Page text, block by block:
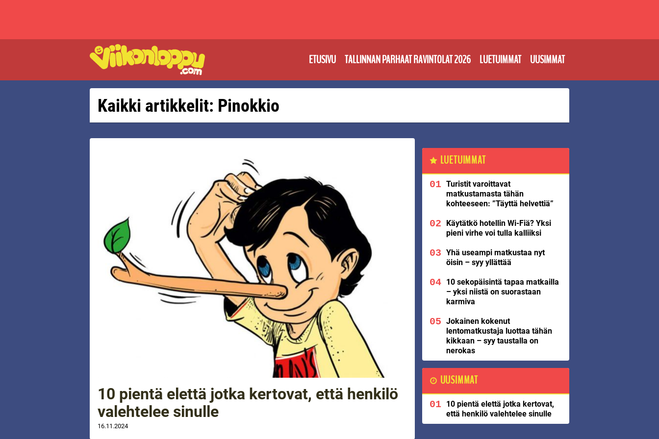
ETUSIVU TALLINNAN PARHAAT RAVINTOLAT 2026 LUETUIMMAT UUSIMMAT
Kaikki artikkelit: Pinokkio
10 pientä elettä jotka kertovat, että henkilö
valehtelee sinulle
16.11.2024
LUETUIMMAT
Turistit varoittavat
matkustamasta tähän
kohteeseen: ”Täyttä helvettiä”
Käytätkö hotellin Wi-Fiä? Yksi
pieni virhe voi tulla kalliiksi
Yhä useampi matkustaa nyt
öisin – syy yllättää
10 sekopäisintä tapaa matkailla
– yksi niistä on suorastaan
karmiva
Jokainen kokenut
lentomatkustaja luottaa tähän
kikkaan – syy taustalla on
nerokas
UUSIMMAT
10 pientä elettä jotka kertovat,
että henkilö valehtelee sinulle